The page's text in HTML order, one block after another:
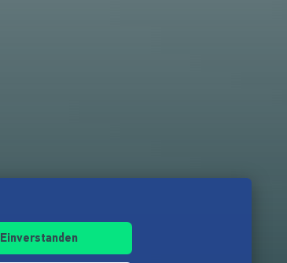
Einverstanden